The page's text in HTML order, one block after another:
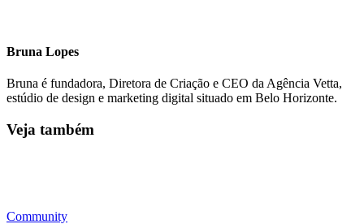
Bruna Lopes
Bruna é fundadora, Diretora de Criação e CEO da Agência Vetta,
estúdio de design e marketing digital situado em Belo Horizonte.
Veja também
Community